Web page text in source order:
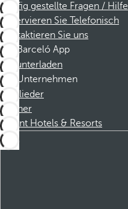
Häufig gestellte Fragen / Hilfe
Reservieren Sie Telefonisch
Kontaktieren Sie uns
Barceló App
Herunterladen
Unternehmen
Mitglieder
Partner
Dorint Hotels & Resorts